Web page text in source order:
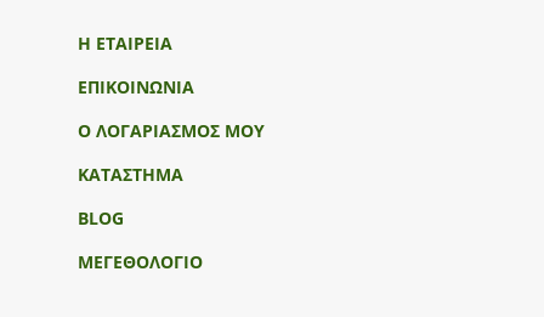
Η ΕΤΑΙΡΕΙΑ
ΕΠΙΚΟΙΝΩΝΙΑ
Ο ΛΟΓΑΡΙΑΣΜΟΣ ΜΟΥ
ΚΑΤΑΣΤΗΜΑ
BLOG
ΜΕΓΕΘΟΛΟΓΙΟ